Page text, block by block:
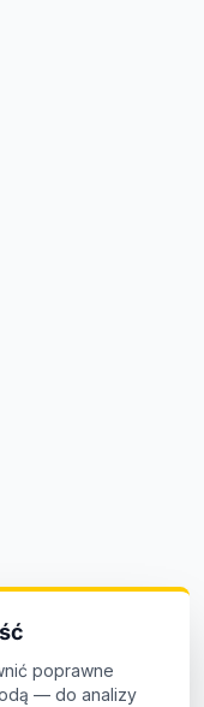
poprawne
— do analizy